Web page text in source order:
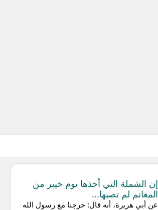
إن الشملة التي أخذها يوم خيبر من
المغانم لم تصبها...
عن أبي هريرة، أنه قال: خرجنا مع رسول الله